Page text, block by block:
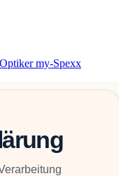
my-Spexx